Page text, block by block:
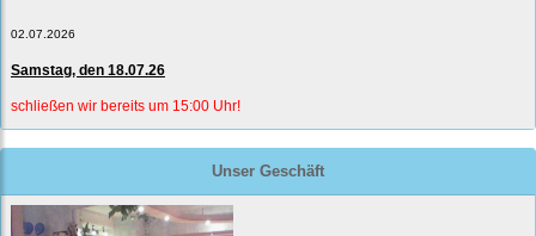
02.07.2026
Samstag, den 18.07.26
schließen wir bereits um 15:00 Uhr!
Unser Geschäft